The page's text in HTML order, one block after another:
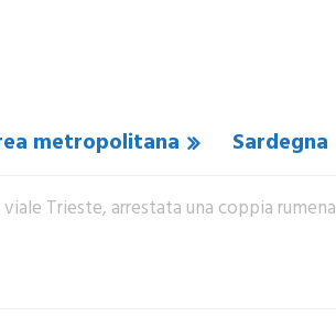
metropolitana Sardegna
Trieste, arrestata una coppia rumena